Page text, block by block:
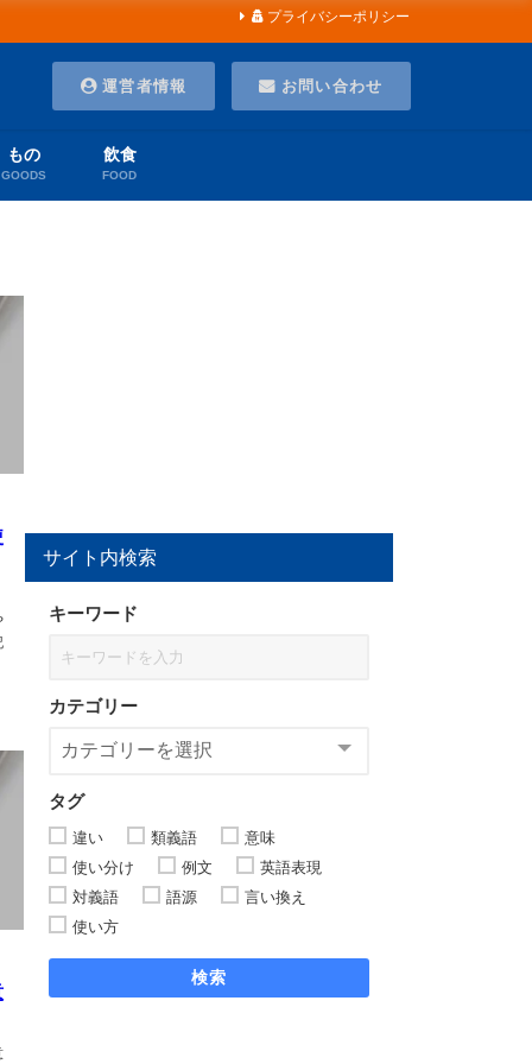
プライバシーポリシー
運営者情報 お問い合わせ
もの
GOODS
飲食
FOOD
サイト内検索
キーワード
カテゴリー
タグ
違い 類義語
意味
使い分け
例文
英語表現
対義語
語源
言い換え
使い方
検索